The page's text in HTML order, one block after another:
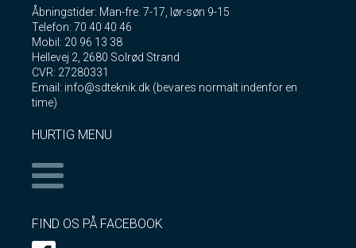
Åbningstider: Man-fre. 7-17, lør-søn 9-15
Telefon: 70 40 40 46
Mobil: 20 96 13 38
Hellevej 2, 2680 Solrød Strand
CVR: 27280331
Email: info@sdteknik.dk (bevares normalt indenfor en
time)
HURTIG MENU
FIND OS PÅ FACEBOOK